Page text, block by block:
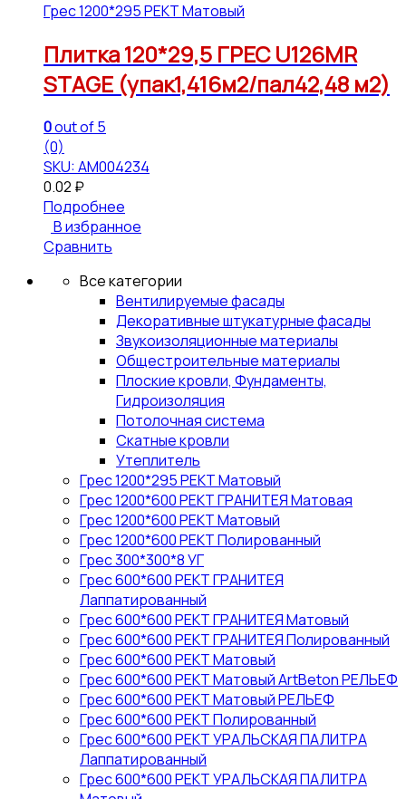
Грес 1200*295 РЕКТ Матовый
Плитка 120*29,5 ГРЕС U126MR
STAGE (упак1,416м2/пал42,48 м2)
0out of 5
(0)
SKU: АМ004234
0.02 ₽
Подробнее
В избранное
Сравнить
Все категории
Вентилируемые фасады
Декоративные штукатурные фасады
Звукоизоляционные материалы
Общестроительные материалы
Плоские кровли, Фундаменты,
Гидроизоляция
Потолочная система
Скатные кровли
Утеплитель
Грес 1200*295 РЕКТ Матовый
Грес 1200*600 РЕКТ ГРАНИТЕЯ Матовая
Грес 1200*600 РЕКТ Матовый
Грес 1200*600 РЕКТ Полированный
Грес 300*300*8 УГ
Грес 600*600 РЕКТ ГРАНИТЕЯ
Лаппатированный
Грес 600*600 РЕКТ ГРАНИТЕЯ Матовый
Грес 600*600 РЕКТ ГРАНИТЕЯ Полированный
Грес 600*600 РЕКТ Матовый
Грес 600*600 РЕКТ Матовый ArtBeton РЕЛЬЕФ
Грес 600*600 РЕКТ Матовый РЕЛЬЕФ
Грес 600*600 РЕКТ Полированный
Грес 600*600 РЕКТ УРАЛЬСКАЯ ПАЛИТРА
Лаппатированный
Грес 600*600 РЕКТ УРАЛЬСКАЯ ПАЛИТРА